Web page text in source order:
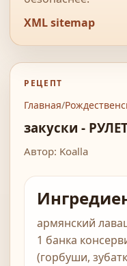
XML sitemap
РЕЦЕПТ
Главная/
закуски -
Автор: Koalla
армянский
1 банка
(горбуши,